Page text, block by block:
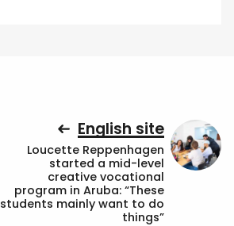
English site
Loucette Reppenhagen
started a mid-level
creative vocational
program in Aruba: “These
students mainly want to do
things”